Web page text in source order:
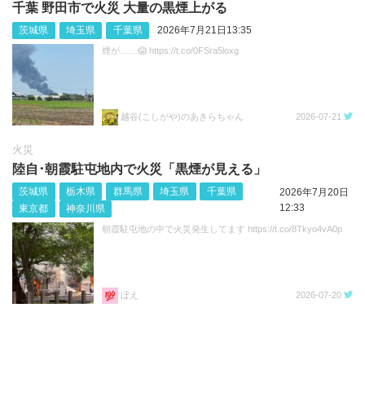
千葉 野田市で火災 大量の黒煙上がる
茨城県 埼玉県 千葉県 2026年7月21日13:35
煙が……😱 https://t.co/0FSra5loxg
越谷(こしがや)のあきらちゃん 2026-07-21
火災
陸自･朝霞駐屯地内で火災「黒煙が見える」
茨城県 栃木県 群馬県 埼玉県
千葉県
東京都
神奈川県
2026年7月20日
12:33
朝霞駐屯地の中で火災発生してます https://t.co/8Tkyo4vA0p
ぼえ 2026-07-20